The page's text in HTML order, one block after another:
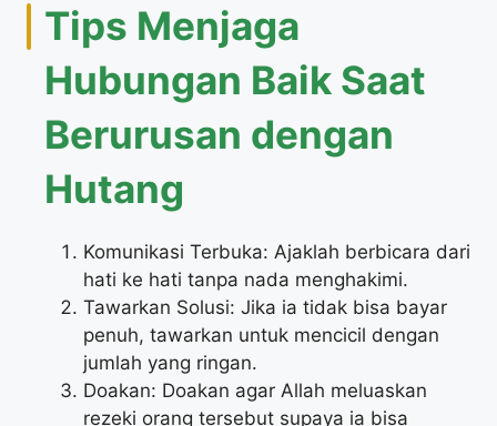
Tips Menjaga
Hubungan Baik Saat
Berurusan dengan
Hutang
Komunikasi Terbuka: Ajaklah berbicara dari
hati ke hati tanpa nada menghakimi.
Tawarkan Solusi: Jika ia tidak bisa bayar
penuh, tawarkan untuk mencicil dengan
jumlah yang ringan.
Doakan: Doakan agar Allah meluaskan
rezeki orang tersebut supaya ia bisa